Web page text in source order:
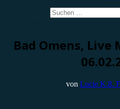
Suchen
nach:
Bad Omens, Live
von Lucie K.8.